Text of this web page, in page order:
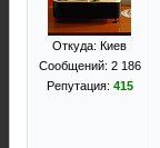
Откуда: Киев
Сообщений: 2 186
Репутация: 415